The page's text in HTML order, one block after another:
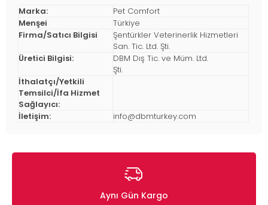
Marka:
Pet Comfort
Menşei
Türkiye
Firma/Satıcı Bilgisi
Şentürkler Veterinerlik Hizmetleri
San. Tic. Ltd. Şti.
Üretici Bilgisi:
DBM Dış Tic. ve Müm. Ltd.
Şti.
İthalatçı/Yetkili
Temsilci/İfa Hizmet
Sağlayıcı:
İletişim:
info@dbmturkey.com
Aynı Gün Kargo